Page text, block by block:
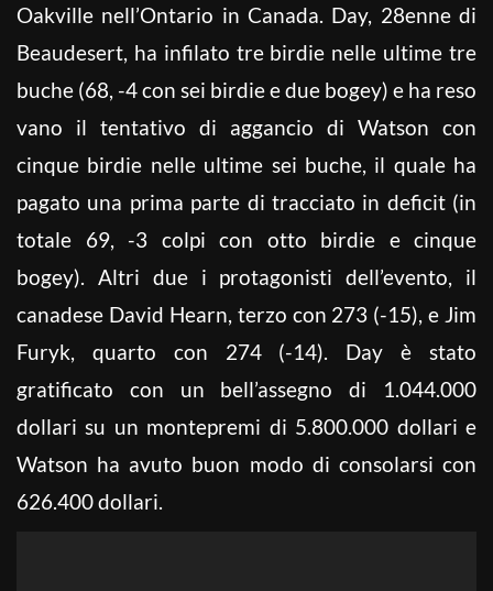
Oakville nell’Ontario in Canada. Day, 28enne di
Beaudesert, ha infilato tre birdie nelle ultime tre
buche (68, -4 con sei birdie e due bogey) e ha reso
vano il tentativo di aggancio di Watson con
cinque birdie nelle ultime sei buche, il quale ha
pagato una prima parte di tracciato in deficit (in
totale 69, -3 colpi con otto birdie e cinque
bogey). Altri due i protagonisti dell’evento, il
canadese David Hearn, terzo con 273 (-15), e Jim
Furyk, quarto con 274 (-14). Day è stato
gratificato con un bell’assegno di 1.044.000
dollari su un montepremi di 5.800.000 dollari e
Watson ha avuto buon modo di consolarsi con
626.400 dollari.